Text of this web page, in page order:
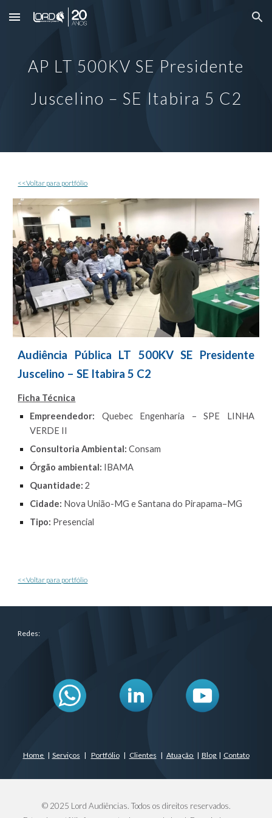
Skip to main content Skip to navigation
AP LT 500KV SE Presidente
Juscelino – SE Itabira 5 C2
<<Voltar para portfólio
Audiência Pública LT 500KV SE Presidente
Juscelino – SE Itabira 5 C2
Ficha Técnica
Empreendedor: Quebec Engenharia – SPE LINHA
VERDE II
Consultoria Ambiental:Consam
Órgão ambiental: IBAMA
Quantidade:2
Cidade: Nova União-MG e Santana do Pirapama–MG
Tipo: Presencial
<<Voltar para portfólio
Redes:
Home | Serviços | Portfólio| Clientes | Atuação | Blog | Contato
© 2025 Lord Audiências. Todos os direitos reservados.